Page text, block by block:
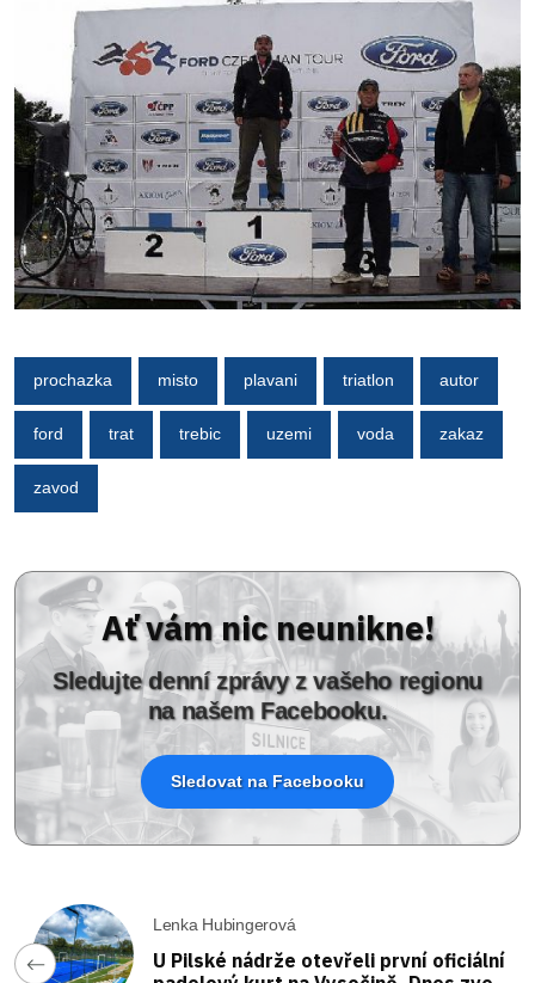
prochazka misto plavani triatlon autor
ford trat trebic uzemi voda zakaz
zavod
Ať vám nic neunikne!
Sledujte denní zprávy z vašeho regionu
na našem Facebooku.
Sledovat na Facebooku
Lenka Hubingerová
U Pilské nádrže otevřeli první oficiální